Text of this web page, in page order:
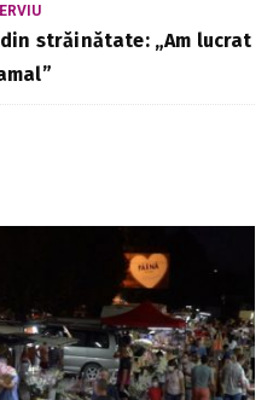
străinătate: „Am lucrat